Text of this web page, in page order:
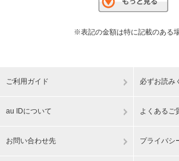
※表記の金額は特に記載のある
ご利用ガイド 必ずお読み
au IDについて よくあるご
お問い合わせ先 プライバシ